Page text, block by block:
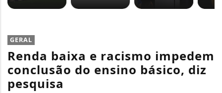
GERAL
Renda baixa e racismo impedem
conclusão do ensino básico, diz
pesquisa